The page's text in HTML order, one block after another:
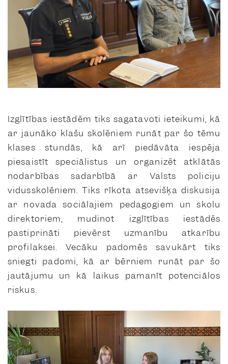
Izglītības iestādēm tiks sagatavoti ieteikumi, kā
ar jaunāko klašu skolēniem runāt par šo tēmu
klases stundās, kā arī piedāvāta iespēja
piesaistīt speciālistus un organizēt atklātās
nodarbības sadarbībā ar Valsts policiju
vidusskolēniem. Tiks rīkota atsevišķa diskusija
ar novada sociālajiem pedagogiem un skolu
direktoriem, mudinot izglītības iestādēs
pastiprināti pievērst uzmanību atkarību
profilaksei. Vecāku padomēs savukārt tiks
sniegti padomi, kā ar bērniem runāt par šo
jautājumu un kā laikus pamanīt potenciālos
riskus.